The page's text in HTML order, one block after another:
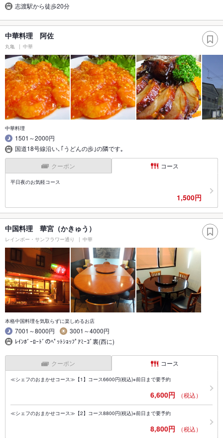
志渡駅から徒歩20分
中華料理 阿佐
丸亀 中華
中華料理
1501～2000円
国道18号線沿い､｢うどんの歩｣の隣です｡
クーポン コース
平日夜のお気軽コース
1,500円
中国料理 華宮（かきゅう）
レインボー・サンフラワー通り 中華
本格中国料理を気取らずに楽しめるお店
7001～8000円
3001～4000円
ﾚｲﾝﾎﾞｰﾛｰﾄﾞのﾍﾟｯﾄｼｮｯﾌﾟｱﾐｰｺﾞ裏(西に)
クーポン コース
≪シェフのおまかせコース≫【1】コース6600円(税込)※前日まで要予約
6,600円 （税込）
≪シェフのおまかせコース≫【2】コース8800円(税込)※前日まで要予約
8,800円 （税込）